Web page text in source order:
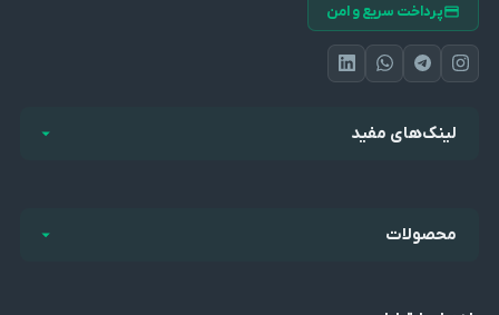
پرداخت سریع و امن
لینک‌های مفید
محصولات